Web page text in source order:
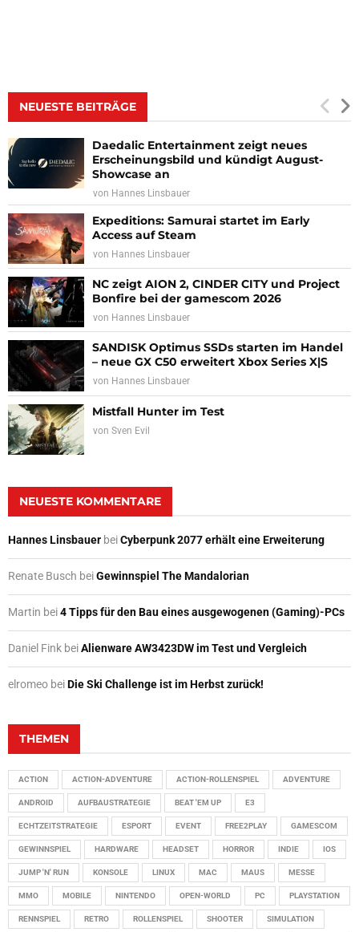
NEUESTE BEITRÄGE
Daedalic Entertainment zeigt neues
Erscheinungsbild und kündigt August-
Showcase an
von Hannes Linsbauer
Expeditions: Samurai startet im Early
Access auf Steam
von Hannes Linsbauer
NC zeigt AION 2, CINDER CITY und Project
Bonfire bei der gamescom 2026
von Hannes Linsbauer
SANDISK Optimus SSDs starten im Handel
– neue GX C50 erweitert Xbox Series X|S
von Hannes Linsbauer
Mistfall Hunter im Test
von Sven Evil
NEUESTE KOMMENTARE
Hannes Linsbauer beiCyberpunk 2077 erhält eine Erweiterung
Renate Busch beiGewinnspiel The Mandalorian
Martin bei4 Tipps für den Bau eines ausgewogenen (Gaming)-PCs
Daniel Fink beiAlienware AW3423DW im Test und Vergleich
elromeo beiDie Ski Challenge ist im Herbst zurück!
THEMEN
ACTION ACTION-ADVENTURE ACTION-ROLLENSPIEL ADVENTURE
ANDROID AUFBAUSTRATEGIE BEAT 'EM UP E3
ECHTZEITSTRATEGIE ESPORT EVENT FREE2PLAY GAMESCOM
GEWINNSPIEL HARDWARE HEADSET HORROR INDIE IOS
JUMP 'N' RUN KONSOLE LINUX MAC MAUS MESSE
MMO MOBILE NINTENDO OPEN-WORLD PC PLAYSTATION
RENNSPIEL RETRO ROLLENSPIEL SHOOTER SIMULATION